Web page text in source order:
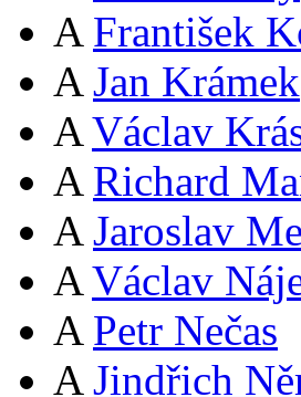
A František
A Jan Krámek
A Václav
A Richard
A Jaroslav
A Václav
A Petr Nečas
A Jindřich